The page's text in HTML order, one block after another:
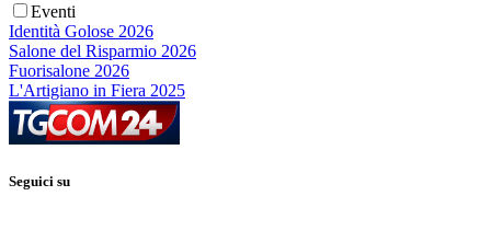
Eventi
Identità Golose 2026
Salone del Risparmio 2026
Fuorisalone 2026
L'Artigiano in Fiera 2025
Seguici su